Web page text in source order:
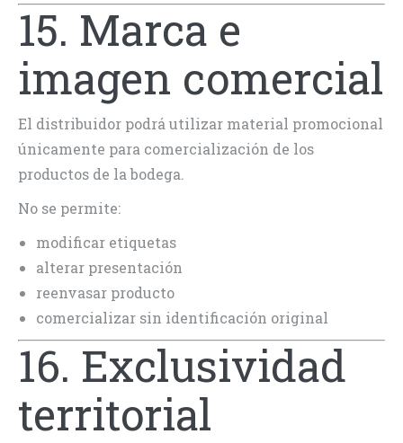
15. Marca e
imagen comercial
El distribuidor podrá utilizar material promocional
únicamente para comercialización de los
productos de la bodega.
No se permite:
modificar etiquetas
alterar presentación
reenvasar producto
comercializar sin identificación original
16. Exclusividad
territorial